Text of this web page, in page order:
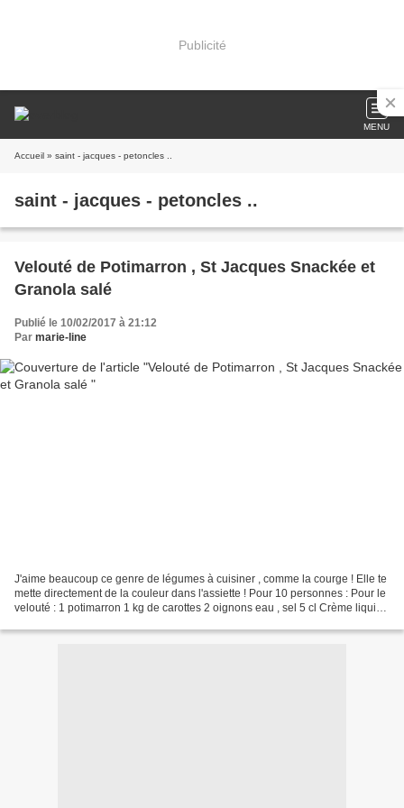
Publicité
MENU
Accueil » saint - jacques - petoncles ..
saint - jacques - petoncles ..
Velouté de Potimarron , St Jacques Snackée et
Granola salé
Publié le 10/02/2017 à 21:12
Par marie-line
J'aime beaucoup ce genre de légumes à cuisiner , comme la courge ! Elle te
mette directement de la couleur dans l'assiette ! Pour 10 personnes : Pour le
velouté : 1 potimarron 1 kg de carottes 2 oignons eau , sel 5 cl Crème liquide